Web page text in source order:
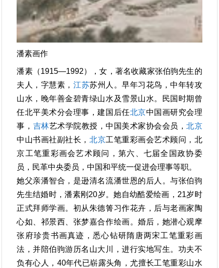
潘素画作
潘素（1915—1992），女，著名收藏家张伯驹先生的
夫人，字慧素， 江苏苏州人。早年习花鸟，中年转攻
山水，晚年善金碧青绿山水及雪景山水。民国时期曾
任北平美术分会理事，建国后任北京中国画研究会理
事， 吉林艺术学院教授，中国美术家协会会员，北京
中山书画社副社长， 北京工笔重彩画会艺术顾问，北
京工笔重彩画会艺术顾问，第六、七届全国政协委
员，民革中央委员，中国和平统一促进会理事等职。
她父亲潘智合，是逊清名流潘世恩的后人。与张伯驹
先生结婚时，潘素刚20岁。她自幼酷爱绘画，21岁时
正式拜师学画。初从朱德箐习作花卉，后与老画家陶
心如、祁景西、张梦嘉合作绘画。婚后，她潜心观摩
张府珍贵书画真迹，悉心钻研隋唐两宋工笔重彩画
法，并陪伯驹游历名山大川，进行实地写生。功夫不
负有心人，40年代已崭露头角，尤擅长工笔重彩山水